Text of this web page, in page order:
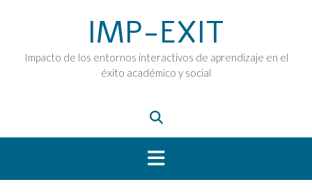
IMP-EXIT
Impacto de los entornos interactivos de aprendizaje en el
éxito académico y social